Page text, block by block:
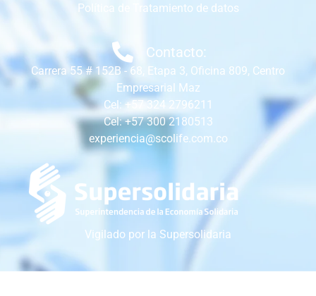
Política de Tratamiento de datos
Contacto:
Carrera 55 # 152B - 68, Etapa 3, Oficina 809, Centro
Empresarial Maz
Cel: +57 324 2796211
Cel: +57 300 2180513
experiencia@scolife.com.co
Vigilado por la Supersolidaria